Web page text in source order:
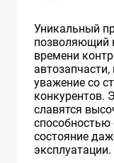
Уникальный
позволяющий
времени
уважение со
конкурентов.
славятся
способностью
состояние
эксплуатации.